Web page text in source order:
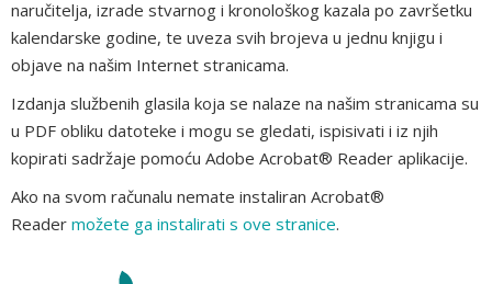
naručitelja, izrade stvarnog i kronološkog kazala po završetku
kalendarske godine, te uveza svih brojeva u jednu knjigu i
objave na našim Internet stranicama.
Izdanja službenih glasila koja se nalaze na našim stranicama su
u PDF obliku datoteke i mogu se gledati, ispisivati i iz njih
kopirati sadržaje pomoću Adobe Acrobat® Reader aplikacije.
Ako na svom računalu nemate instaliran Acrobat®
Reader možete ga instalirati s ove stranice.